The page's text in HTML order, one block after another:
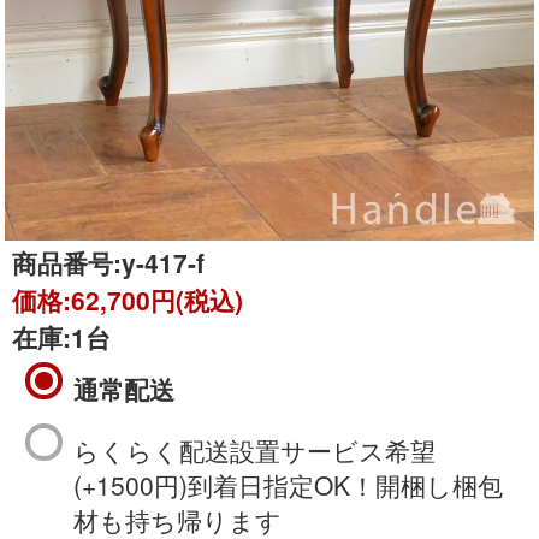
商品番号:y-417-f
価格:62,700円(税込)
在庫:1台
通常配送
らくらく配送設置サービス希望
(+1500円)到着日指定OK！開梱し梱包
材も持ち帰ります